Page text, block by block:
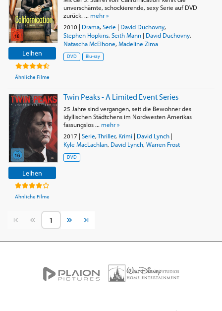
Leihen
Ähnliche Filme
unverschämte, schockierende, sexy Serie auf DVD
zurück. ... mehr »
2010| Drama, Serie | David Duchovny,
Stephen Hopkins, Seith Mann| David Duchovny,
Natascha McElhone, Madeline Zima
DVD Blu-ray
Leihen
Ähnliche Filme
Twin Peaks - A Limited Event Series
25 Jahre sind vergangen, seit die Bewohner des
idyllischen Städtchens im Nordwesten Amerikas
fassungslos ... mehr »
2017 | Serie,Thriller, Krimi| David Lynch|
Kyle MacLachlan, David Lynch, Warren Frost
DVD
Vorherige SeiteNächste Seite